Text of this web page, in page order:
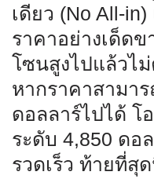
เดียว (No All-
ราคาอย่างเด็ด
โซนสูงไปแล้วไม่
หากราคาสามา
ดอลลาร์ไปได้ โ
ระดับ 4,850 ดอ
รวดเร็ว ท้ายที่สุ